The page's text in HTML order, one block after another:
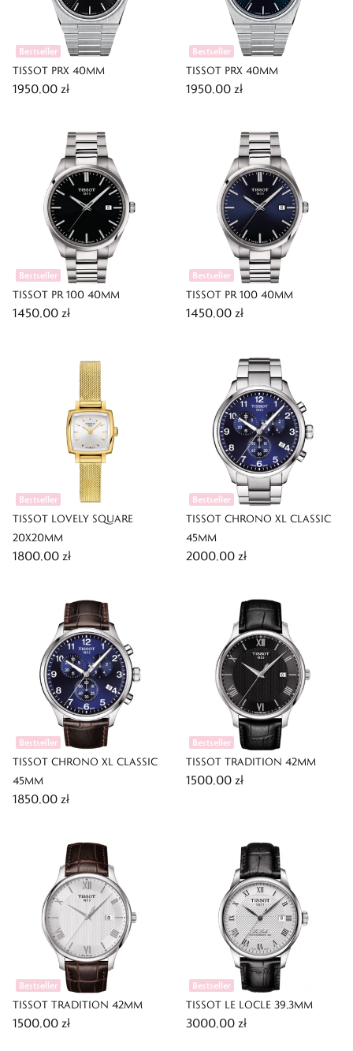
Bestseller
TISSOT PRX 40MM
1950,00 zł
Bestseller
TISSOT PRX 40MM
1950,00 zł
Bestseller
TISSOT PR 100 40MM
1450,00 zł
Bestseller
TISSOT PR 100 40MM
1450,00 zł
Bestseller
TISSOT LOVELY SQUARE
20X20MM
1800,00 zł
Bestseller
TISSOT CHRONO XL CLASSIC
45MM
2000,00 zł
Bestseller
TISSOT CHRONO XL CLASSIC
45MM
1850,00 zł
Bestseller
TISSOT TRADITION 42MM
1500,00 zł
Bestseller
TISSOT TRADITION 42MM
1500,00 zł
Bestseller
TISSOT LE LOCLE 39,3MM
3000,00 zł